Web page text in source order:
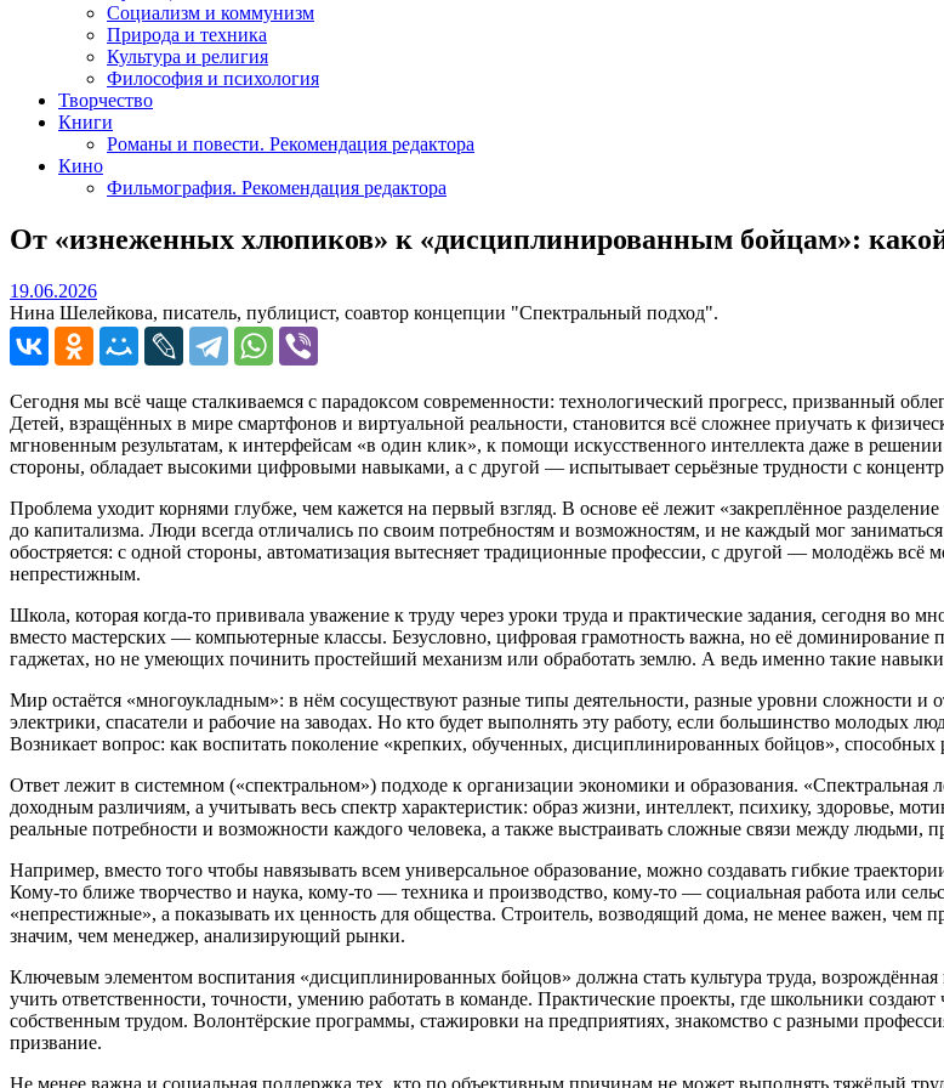
Социализм и коммунизм
Природа и техника
Культура и религия
Философия и психология
Творчество
Книги
Романы и повести. Рекомендация редактора
Кино
Фильмография. Рекомендация редактора
От «изнеженных хлюпиков» к «дисциплинированным бойцам»:
19.06.202619.06.2026
Нина Шелейкова, писатель, публицист, соавтор концепции "Спектральный подход".
Сегодня мы всё чаще сталкиваемся с парадоксом современности: технологический прогресс, призванный
Детей, взращённых в мире смартфонов и виртуальной реальности, становится всё сложнее приучать к
мгновенным результатам, к интерфейсам «в один клик», к помощи искусственного интеллекта даже в
стороны, обладает высокими цифровыми навыками, а с другой — испытывает серьёзные трудности с
Проблема уходит корнями глубже, чем кажется на первый взгляд. В основе её лежит «закреплённое
до капитализма. Люди всегда отличались по своим потребностям и возможностям, и не каждый мог
обостряется: с одной стороны, автоматизация вытесняет традиционные профессии, с другой — молодёжь всё
непрестижным.
Школа, которая когда‑то прививала уважение к труду через уроки труда и практические задания, сегодня
вместо мастерских — компьютерные классы. Безусловно, цифровая грамотность важна, но её
гаджетах, но не умеющих починить простейший механизм или обработать землю. А ведь именно такие
Мир остаётся «многоукладным»: в нём сосуществуют разные типы деятельности, разные уровни сложности
электрики, спасатели и рабочие на заводах. Но кто будет выполнять эту работу, если большинство молодых
Возникает вопрос: как воспитать поколение «крепких, обученных, дисциплинированных бойцов»,
Ответ лежит в системном («спектральном») подходе к организации экономики и образования. «Спектральная
доходным различиям, а учитывать весь спектр характеристик: образ жизни, интеллект, психику, здоровье,
реальные потребности и возможности каждого человека, а также выстраивать сложные связи между людьми,
Например, вместо того чтобы навязывать всем универсальное образование, можно создавать гибкие
Кому‑то ближе творчество и наука, кому‑то — техника и производство, кому‑то — социальная работа или
«непрестижные», а показывать их ценность для общества. Строитель, возводящий дома, не менее важен,
значим, чем менеджер, анализирующий рынки.
Ключевым элементом воспитания «дисциплинированных бойцов» должна стать культура труда,
учить ответственности, точности, умению работать в команде. Практические проекты, где школьники
собственным трудом. Волонтёрские программы, стажировки на предприятиях, знакомство с разными
призвание.
Не менее важна и социальная поддержка тех, кто по объективным причинам не может выполнять тяжёлый